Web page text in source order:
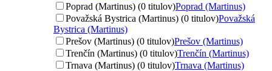
Poprad (Martinus) (0 titulov)Poprad (Martinus)
Považská Bystrica (Martinus) (0 titulov)Považská
Bystrica (Martinus)
Prešov (Martinus) (0 titulov)Prešov (Martinus)
Trenčín (Martinus) (0 titulov)Trenčín (Martinus)
Trnava (Martinus) (0 titulov)Trnava (Martinus)